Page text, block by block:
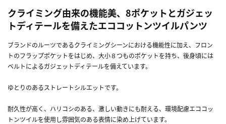
クライミング由来の機能美、8ポケットとガジェッ
トディテールを備えたエココットンツイルパンツ
ブランドのルーツであるクライミングシーンにおける機能性に加え、フロン
トのフラップポケットをはじめ、大小８つものポケットを持ち、後身頃には
ベルトによるガジェットディテールを備えています。
ゆとりのあるストレートシルエットです。
耐久性が高く、ハリコシのある、激しい動きにも耐える、環境配慮エココッ
トンツイルを使用し雰囲気のある表情に染め上げています。